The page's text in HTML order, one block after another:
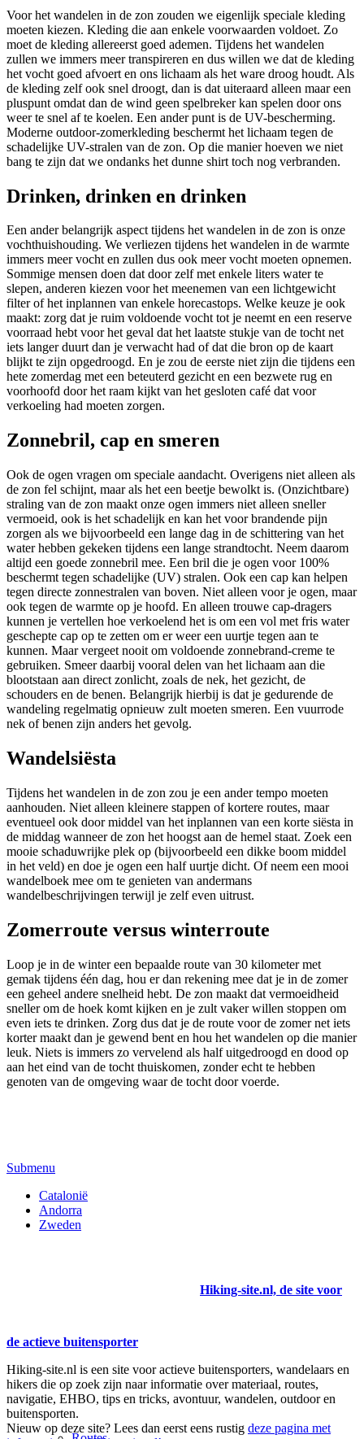
Voor het wandelen in de zon zouden we eigenlijk speciale kleding
moeten kiezen. Kleding die aan enkele voorwaarden voldoet. Zo
moet de kleding allereerst goed ademen. Tijdens het wandelen
zullen we immers meer transpireren en dus willen we dat de kleding
het vocht goed afvoert en ons lichaam als het ware droog houdt. Als
de kleding zelf ook snel droogt, dan is dat uiteraard alleen maar een
pluspunt omdat dan de wind geen spelbreker kan spelen door ons
weer te snel af te koelen. Een ander punt is de UV-bescherming.
Moderne outdoor-zomerkleding beschermt het lichaam tegen de
schadelijke UV-stralen van de zon. Op die manier hoeven we niet
bang te zijn dat we ondanks het dunne shirt toch nog verbranden.
Drinken, drinken en drinken
Een ander belangrijk aspect tijdens het wandelen in de zon is onze
vochthuishouding. We verliezen tijdens het wandelen in de warmte
immers meer vocht en zullen dus ook meer vocht moeten opnemen.
Sommige mensen doen dat door zelf met enkele liters water te
slepen, anderen kiezen voor het meenemen van een lichtgewicht
filter of het inplannen van enkele horecastops. Welke keuze je ook
maakt: zorg dat je ruim voldoende vocht tot je neemt en een reserve
voorraad hebt voor het geval dat het laatste stukje van de tocht net
iets langer duurt dan je verwacht had of dat die bron op de kaart
blijkt te zijn opgedroogd. En je zou de eerste niet zijn die tijdens een
hete zomerdag met een beteuterd gezicht en een bezwete rug en
voorhoofd door het raam kijkt van het gesloten café dat voor
verkoeling had moeten zorgen.
Zonnebril, cap en smeren
Ook de ogen vragen om speciale aandacht. Overigens niet alleen als
de zon fel schijnt, maar als het een beetje bewolkt is. (Onzichtbare)
straling van de zon maakt onze ogen immers niet alleen sneller
vermoeid, ook is het schadelijk en kan het voor brandende pijn
zorgen als we bijvoorbeeld een lange dag in de schittering van het
water hebben gekeken tijdens een lange strandtocht. Neem daarom
altijd een goede zonnebril mee. Een bril die je ogen voor 100%
beschermt tegen schadelijke (UV) stralen. Ook een cap kan helpen
tegen directe zonnestralen van boven. Niet alleen voor je ogen, maar
ook tegen de warmte op je hoofd. En alleen trouwe cap-dragers
kunnen je vertellen hoe verkoelend het is om een vol met fris water
geschepte cap op te zetten om er weer een uurtje tegen aan te
kunnen. Maar vergeet nooit om voldoende zonnebrand-creme te
gebruiken. Smeer daarbij vooral delen van het lichaam aan die
blootstaan aan direct zonlicht, zoals de nek, het gezicht, de
schouders en de benen. Belangrijk hierbij is dat je gedurende de
wandeling regelmatig opnieuw zult moeten smeren. Een vuurrode
nek of benen zijn anders het gevolg.
Wandelsiësta
Tijdens het wandelen in de zon zou je een ander tempo moeten
aanhouden. Niet alleen kleinere stappen of kortere routes, maar
eventueel ook door middel van het inplannen van een korte siësta in
de middag wanneer de zon het hoogst aan de hemel staat. Zoek een
mooie schaduwrijke plek op (bijvoorbeeld een dikke boom middel
in het veld) en doe je ogen een half uurtje dicht. Of neem een mooi
wandelboek mee om te genieten van andermans
wandelbeschrijvingen terwijl je zelf even uitrust.
Zomerroute versus winterroute
Loop je in de winter een bepaalde route van 30 kilometer met
gemak tijdens één dag, hou er dan rekening mee dat je in de zomer
een geheel andere snelheid hebt. De zon maakt dat vermoeidheid
sneller om de hoek komt kijken en je zult vaker willen stoppen om
even iets te drinken. Zorg dus dat je de route voor de zomer net iets
korter maakt dan je gewend bent en hou het wandelen op die manier
leuk. Niets is immers zo vervelend als half uitgedroogd en dood op
aan het eind van de tocht thuiskomen, zonder echt te hebben
genoten van de omgeving waar de tocht door voerde.
Submenu
Catalonië
Andorra
Zweden
Hiking-site.nl, de site voor
de actieve buitensporter
Hiking-site.nl is een site voor actieve buitensporters, wandelaars en
hikers die op zoek zijn naar informatie over materiaal, routes,
navigatie, EHBO, tips en tricks, avontuur, wandelen, outdoor en
buitensporten.
Nieuw op deze site? Lees dan eerst eens rustig deze pagina met